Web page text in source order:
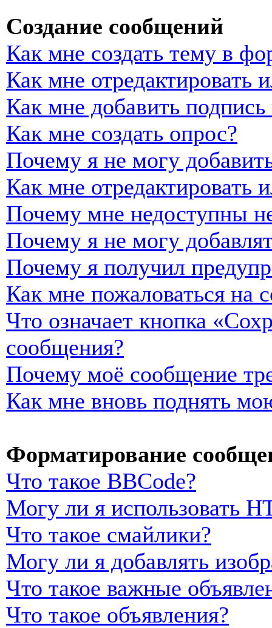
Создание сообщений
Как мне создать тему в
Как мне отредактировать
Как мне добавить
Как мне создать опрос?
Почему я не могу
Как мне отредактировать
Почему мне недоступны
Почему я не могу
Почему я получил
Как мне пожаловаться на
Что означает кнопка
сообщения?
Почему моё сообщение
Как мне вновь поднять
Форматирование
Что такое BBCode?
Могу ли я использовать
Что такое смайлики?
Могу ли я добавлять
Что такое важные
Что такое объявления?